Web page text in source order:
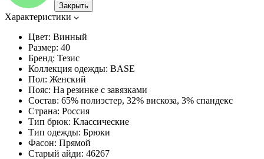
Закрыть
Характеристики
Цвет: Винный
Размер: 40
Бренд: Тезис
Коллекция одежды: BASE
Пол: Женский
Пояс: На резинке с завязками
Состав: 65% полиэстер, 32% вискоза, 3% спандекс
Страна: Россия
Тип брюк: Классические
Тип одежды: Брюки
Фасон: Прямой
Старый айди: 46267